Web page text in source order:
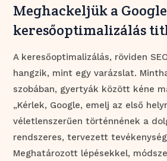
Meghackeljük a
keresőoptimalizálás
A keresőoptimalizálás, röviden
hangzik, mint egy varázslat.
szobában, gyertyák között kéne
„Kérlek, Google, emelj az első
véletlenszerűen történnének a
rendszeres, tervezett
Meghatározott lépésekkel,